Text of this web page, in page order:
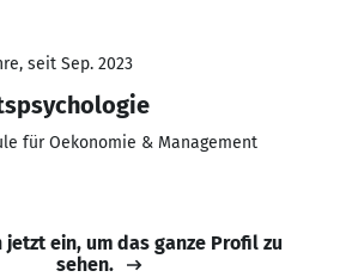
seit Sep. 2023
für Oekonomie & Management
jetzt ein, um das ganze Profil zu
sehen.